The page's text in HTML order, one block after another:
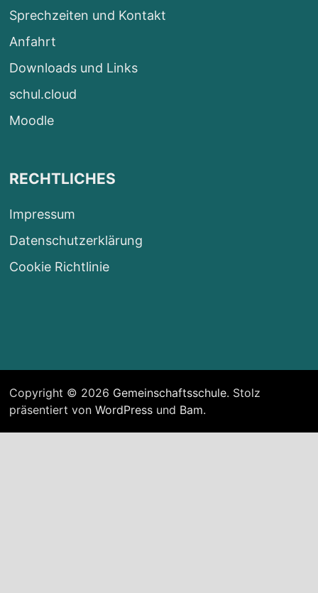
Sprechzeiten und Kontakt
Anfahrt
Downloads und Links
schul.cloud
Moodle
RECHTLICHES
Impressum
Datenschutzerklärung
Cookie Richtlinie
Copyright © 2026 Gemeinschaftsschule. Stolz
präsentiert von WordPressund Bam.